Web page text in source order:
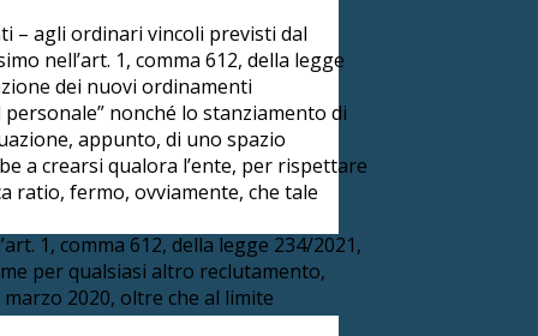
– agli ordinari vincoli previsti dal
nell’art. 1, comma 612, della legge
dei nuovi ordinamenti
nonché lo stanziamento di
appunto, di uno spazio
a crearsi qualora l’ente, per rispettare
ratio, fermo, ovviamente, che tale
1, comma 612, della legge 234/2021,
per qualsiasi altro reclutamento,
2020, oltre che al limite